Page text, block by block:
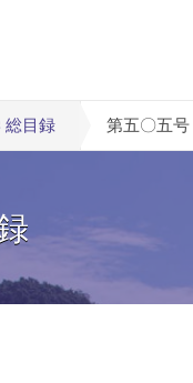
総目録 第五〇五号